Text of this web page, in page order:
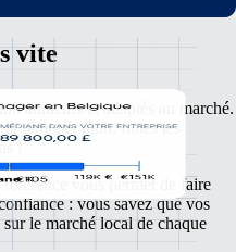
vite
attractifs et adaptés au marché.
rémunération, finies les
!
vous permet de faire
: vous savez que vos
le marché local de chaque